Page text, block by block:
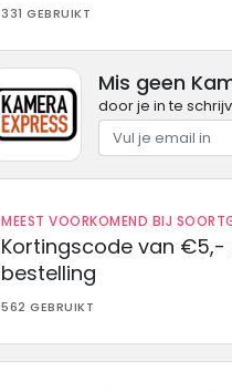
331 GEBRUIKT
Mis geen
door je in te
MEEST VOORKOMEND BIJ
Kortingscode van €5,-
bestelling
562 GEBRUIKT